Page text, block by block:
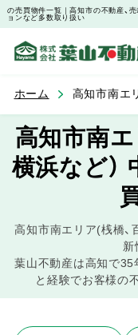
の売買物件一覧｜高知市の不動産、売
ョンなど多数取り扱い
ホーム 高知市南エ
高知市南エ
横浜など）
高知市南エリア(桟橋、
新
葉山不動産は高知で35
と経験でお客様の